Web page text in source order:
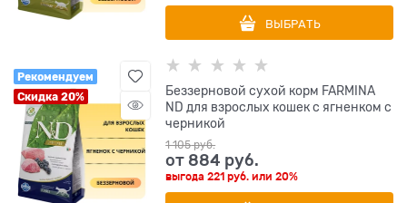
ВЫБРАТЬ
Рекомендуем
Скидка 20%
Беззерновой cухой корм FARMINA
ND для взрослых кошек с ягненком с
черникой
1 105 руб.
от 884 руб.
выгода221 руб. или20%